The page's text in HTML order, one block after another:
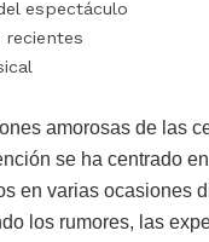
espectáculo
amorosas de las
se ha centrado
en varias ocasiones
los rumores, las